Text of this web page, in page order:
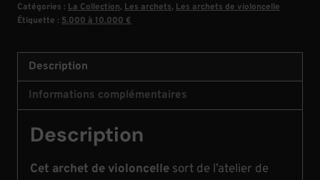
Catégories : La Collection, Les archets, Les archets de violoncelle
Étiquette : 5.000 à 10.000 €
Description
Informations complémentaires
Description
Cet archet de violoncelle sort de l’atelier de